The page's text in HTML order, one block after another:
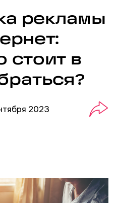
рекламы
стоит в
2023